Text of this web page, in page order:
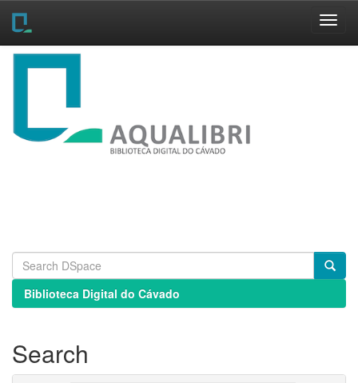
Skip
Biblioteca Digital do Cávado
Search